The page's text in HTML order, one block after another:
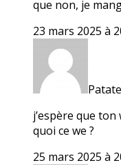
que non, je
23 mars 2025 à
j’espère que
quoi ce we ?
25 mars 2025 à